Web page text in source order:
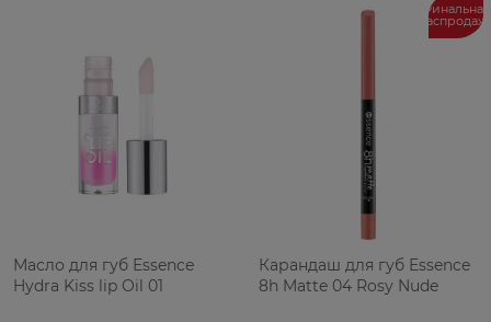
Масло для губ Essence
Hydra Kiss lip Oil 01
Финальная
Карандаш для губ Essence
8h Matte 04 Rosy Nude